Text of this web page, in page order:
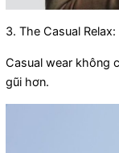
3. The Casual Relax:
Casual wear không
gũi hơn.